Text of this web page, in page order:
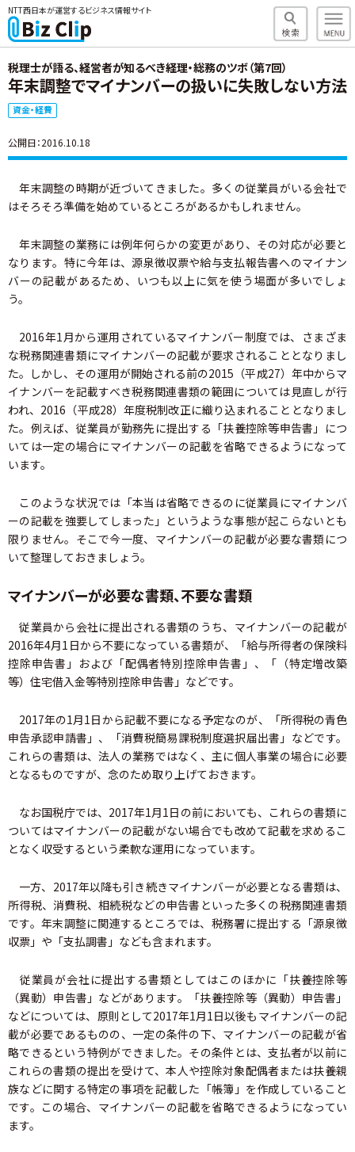
NTT西日本が運営するビジネス情報サイト
税理士が語る、経営者が知るべき経理・総務のツボ（第7回）
年末調整でマイナンバーの扱いに失敗しない方法
資金・経費
公開日：2016.10.18
年末調整の時期が近づいてきました。多くの従業員がいる会社で
はそろそろ準備を始めているところがあるかもしれません。
年末調整の業務には例年何らかの変更があり、その対応が必要と
なります。特に今年は、源泉徴収票や給与支払報告書へのマイナン
バーの記載があるため、いつも以上に気を使う場面が多いでしょ
う。
2016年1月から運用されているマイナンバー制度では、さまざま
な税務関連書類にマイナンバーの記載が要求されることとなりまし
た。しかし、その運用が開始される前の2015（平成27）年中からマ
イナンバーを記載すべき税務関連書類の範囲については見直しが行
われ、2016（平成28）年度税制改正に織り込まれることとなりまし
た。例えば、従業員が勤務先に提出する「扶養控除等申告書」につ
いては一定の場合にマイナンバーの記載を省略できるようになって
います。
このような状況では「本当は省略できるのに従業員にマイナンバ
ーの記載を強要してしまった」というような事態が起こらないとも
限りません。そこで今一度、マイナンバーの記載が必要な書類につ
いて整理しておきましょう。
マイナンバーが必要な書類、不要な書類
従業員から会社に提出される書類のうち、マイナンバーの記載が
2016年4月1日から不要になっている書類が、「給与所得者の保険料
控除申告書」および「配偶者特別控除申告書」、「（特定増改築
等）住宅借入金等特別控除申告書」などです。
2017年の1月1日から記載不要になる予定なのが、「所得税の青色
申告承認申請書」、「消費税簡易課税制度選択届出書」などです。
これらの書類は、法人の業務ではなく、主に個人事業の場合に必要
となるものですが、念のため取り上げておきます。
なお国税庁では、2017年1月1日の前においても、これらの書類に
ついてはマイナンバーの記載がない場合でも改めて記載を求めるこ
となく収受するという柔軟な運用になっています。
一方、2017年以降も引き続きマイナンバーが必要となる書類は、
所得税、消費税、相続税などの申告書といった多くの税務関連書類
です。年末調整に関連するところでは、税務署に提出する「源泉徴
収票」や「支払調書」なども含まれます。
従業員が会社に提出する書類としてはこのほかに「扶養控除等
（異動）申告書」などがあります。「扶養控除等（異動）申告書」
などについては、原則として2017年1月1日以後もマイナンバーの記
載が必要であるものの、一定の条件の下、マイナンバーの記載が省
略できるという特例ができました。その条件とは、支払者が以前に
これらの書類の提出を受けて、本人や控除対象配偶者または扶養親
族などに関する特定の事項を記載した「帳簿」を作成していること
です。この場合、マイナンバーの記載を省略できるようになってい
ます。